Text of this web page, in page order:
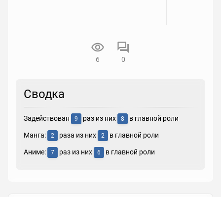
6 0
Сводка
Задействован 9 раз из них 8 в главной роли
Манга: 2 раза из них 2 в главной роли
Аниме: 7 раз из них 6 в главной роли